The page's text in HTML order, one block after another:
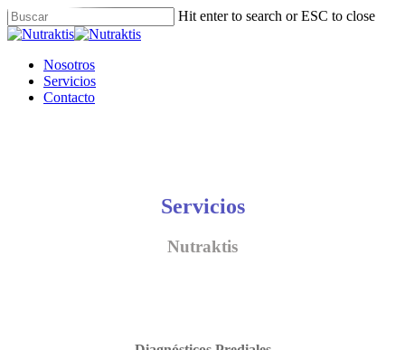
Skip
to
content
Hit enter to search or ESC to close
Close
Menu
Nosotros
Servicios
Contacto
Servicios
Nutraktis